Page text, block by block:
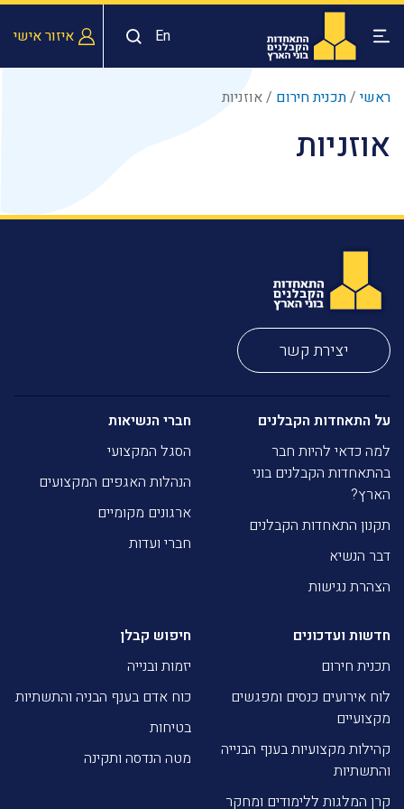
En איזור אישי
ראשי /תכנית חירום /אוזניות
אוזניות
יצירת קשר
על התאחדות הקבלנים
למה כדאי להיות חבר
בהתאחדות הקבלנים בוני
הארץ?
תקנון התאחדות הקבלנים
דבר הנשיא
הצהרת נגישות
חברי הנשיאות
הסגל המקצועי
הנהלות האגפים המקצועים
ארגונים מקומיים
חברי ועדות
חדשות ועדכונים
תכנית חירום
לוח אירועים כנסים ומפגשים
מקצועיים
קהילות מקצועיות בענף הבנייה
והתשתיות
קרן המלגות ללימודים ומחקר
חיפוש קבלן
יזמות ובנייה
כוח אדם בענף הבניה והתשתיות
בטיחות
מטה הנדסה ותקינה